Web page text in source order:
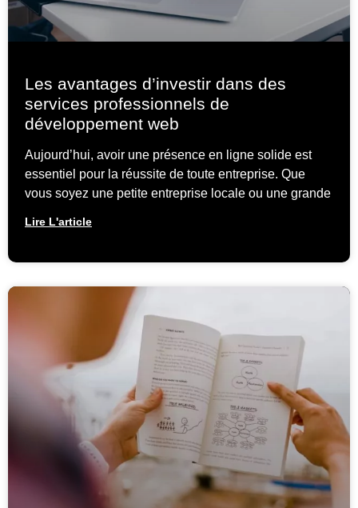
Les avantages d’investir dans des
services professionnels de
développement web
Aujourd’hui, avoir une présence en ligne solide est
essentiel pour la réussite de toute entreprise. Que
vous soyez une petite entreprise locale ou une grande
Lire L'article